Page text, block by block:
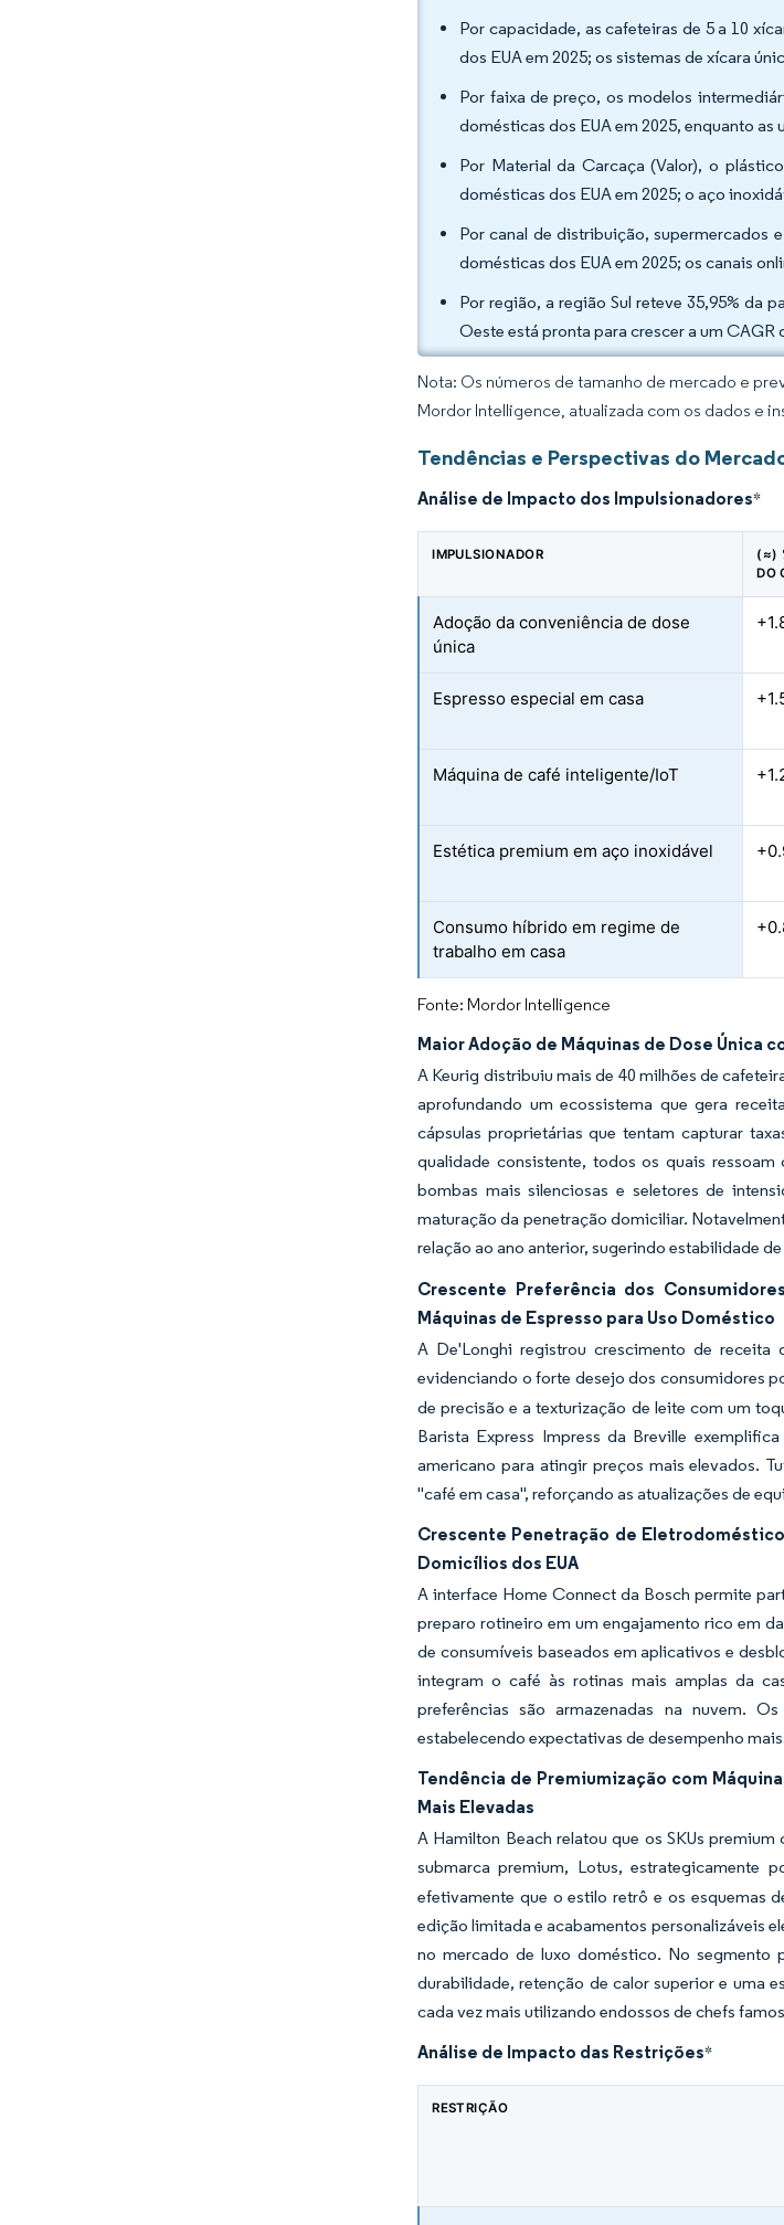
Por capacidade, as cafeteiras de 5 a 10
dos EUA em 2025; os sistemas de xícara
Por faixa de preço, os modelos
domésticas dos EUA em 2025, enquanto as
Por Material da Carcaça (Valor), o
domésticas dos EUA em 2025; o aço
Por canal de distribuição, supermercados
domésticas dos EUA em 2025; os canais
Por região, a região Sul reteve 35,95% da
Oeste está pronta para crescer a um CAGR
Nota: Os números de tamanho de mercado e
Mordor Intelligence, atualizada com os dados e
Tendências e Perspectivas do
Análise de Impacto dos Impulsionadores*
IMPULSIONADOR
(≈)
DO
Adoção da conveniência de dose
única
Espresso especial em casa
Máquina de café inteligente/IoT
Estética premium em aço inoxidável
Consumo híbrido em regime de
trabalho em casa
Fonte: Mordor Intelligence
Maior Adoção de Máquinas de Dose Única
A Keurig distribuiu mais de 40 milhões de
aprofundando um ecossistema que gera
cápsulas proprietárias que tentam capturar
qualidade consistente, todos os quais
bombas mais silenciosas e seletores de
maturação da penetração domiciliar.
relação ao ano anterior, sugerindo estabilidade
Crescente Preferência dos
Máquinas de Espresso para Uso Doméstico
A De'Longhi registrou crescimento de
evidenciando o forte desejo dos consumidores
de precisão e a texturização de leite com um
Barista Express Impress da Breville
americano para atingir preços mais elevados.
"café em casa", reforçando as atualizações de
Crescente Penetração de
Domicílios dos EUA
A interface Home Connect da Bosch permite
preparo rotineiro em um engajamento rico em
de consumíveis baseados em aplicativos e
integram o café às rotinas mais amplas da
preferências são armazenadas na nuvem.
estabelecendo expectativas de desempenho
Tendência de Premiumização com
Mais Elevadas
A Hamilton Beach relatou que os SKUs
submarca premium, Lotus, estrategicamente
efetivamente que o estilo retrô e os esquemas
edição limitada e acabamentos personalizáveis
no mercado de luxo doméstico. No segmento
durabilidade, retenção de calor superior e uma
cada vez mais utilizando endossos de chefs
Análise de Impacto das Restrições*
RESTRIÇÃO